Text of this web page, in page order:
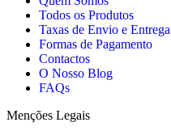
Todos os Produtos
Taxas de Envio e Entrega
Formas de Pagamento
Contactos
O Nosso Blog
FAQs
Menções Legais